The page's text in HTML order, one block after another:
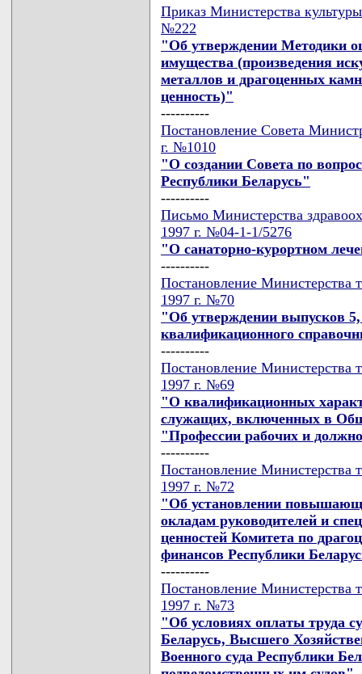
Приказ Министерства
№222
"Об утверждении Методики
имущества (произведения
металлов и драгоценных
ценность)"
----------
Постановление Совета
г. №1010
"О создании Совета по
Республики Беларусь"
----------
Письмо Министерства
1997 г. №04-1-1/5276
"О санаторно-курортном
----------
Постановление Министерства
1997 г. №70
"Об утверждении выпусков
квалификационного
----------
Постановление Министерства
1997 г. №69
"О квалификационных
служащих, включенных в
"Профессии рабочих и
----------
Постановление Министерства
1997 г. №72
"Об установлении
окладам руководителей и
ценностей Комитета по
финансов Республики
----------
Постановление Министерства
1997 г. №73
"Об условиях оплаты труда
Беларусь, Высшего
Военного суда Республики